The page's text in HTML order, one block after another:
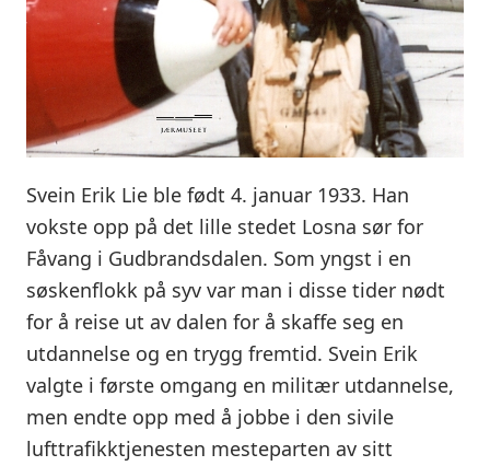
Svein Erik Lie ble født 4. januar 1933. Han
vokste opp på det lille stedet Losna sør for
Fåvang i Gudbrandsdalen. Som yngst i en
søskenflokk på syv var man i disse tider nødt
for å reise ut av dalen for å skaffe seg en
utdannelse og en trygg fremtid. Svein Erik
valgte i første omgang en militær utdannelse,
men endte opp med å jobbe i den sivile
lufttrafikktjenesten mesteparten av sitt